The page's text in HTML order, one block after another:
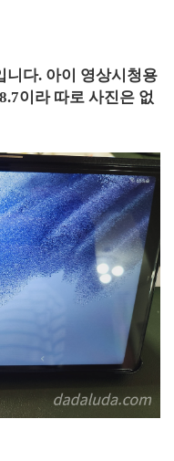
니다. 아이 영상시청용
이라 따로 사진은 없